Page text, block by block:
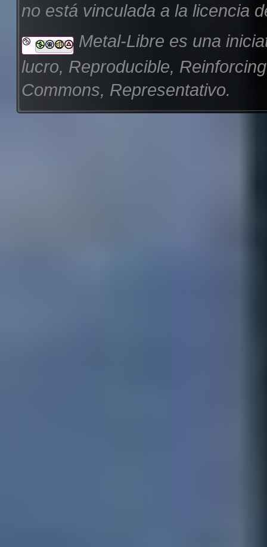
no está vinculada a la licencia
Metal-Libre es una
lucro, Reproducible,
Commons, Representativo.